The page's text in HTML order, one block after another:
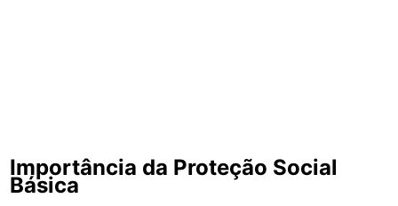
Importância da Proteção Social
Básica